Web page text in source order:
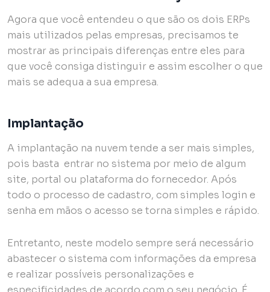
Agora que você entendeu o que são os dois ERPs
mais utilizados pelas empresas, precisamos te
mostrar as principais diferenças entre eles para
que você consiga distinguir e assim escolher o que
mais se adequa a sua empresa.
Implantação
A implantação na nuvem tende a ser mais simples,
pois basta entrar no sistema por meio de algum
site, portal ou plataforma do fornecedor. Após
todo o processo de cadastro, com simples login e
senha em mãos o acesso se torna simples e rápido.
Entretanto, neste modelo sempre será necessário
abastecer o sistema com informações da empresa
e realizar possíveis personalizações e